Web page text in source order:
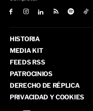
HISTORIA
MEDIA KIT
FEEDS RSS
PATROCINIOS
DERECHO DE RÉPLICA
PRIVACIDAD Y COOKIES